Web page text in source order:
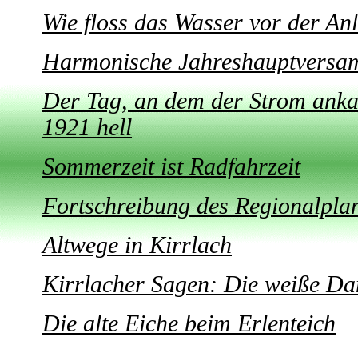
Wie floss das Wasser vor der
Harmonische
Der Tag, an dem der Strom
1921 hell
Sommerzeit ist Radfahrzeit
Fortschreibung des
Altwege in Kirrlach
Kirrlacher Sagen: Die weiße
Die alte Eiche beim Erlenteich